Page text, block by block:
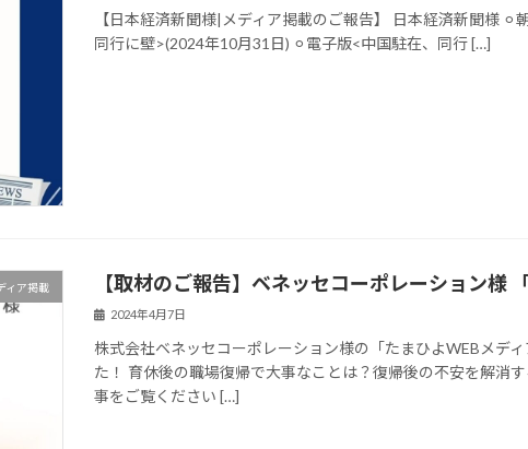
【日本経済新聞様|メディア掲載のご報告】 日本経済新聞様
同行に壁>(2024年10月31日) ⚪︎電子版<中国駐在、同行 […]
ィア掲載 【取材のご報告】ベネッセコーポレーション様
2024年4月7日
株式会社ベネッセコーポレーション様の「たまひよWEBメデ
た！ 育休後の職場復帰で大事なことは？復帰後の不安を解消
事をご覧ください […]